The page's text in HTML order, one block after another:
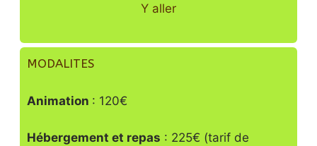
Y aller
MODALITES
Animation : 120€
Hébergement et repas : 225€ (tarif de